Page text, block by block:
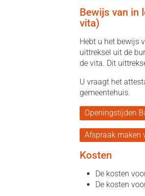
Bewijs van in
vita)
Hebt u het bewijs
uittreksel uit de
de vita. Dit
U vraagt het
gemeentehuis.
Openingstijden
Afspraak maken
Kosten
De kosten
De kosten